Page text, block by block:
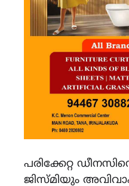
പരിക്കേറ്റ
ജിസ്മിയും